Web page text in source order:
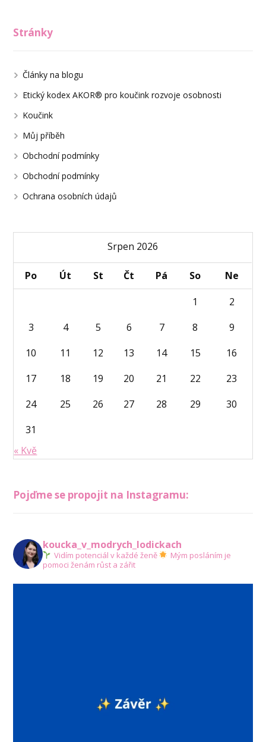
Stránky
Články na blogu
Etický kodex AKOR® pro koučink rozvoje osobnosti
Koučink
Můj příběh
Obchodní podmínky
Obchodní podmínky
Ochrana osobních údajů
Srpen 2026
Po Út St Čt Pá So
Ne
1
2
3
4 5 6 7 8
9
10
11 12 13 14 15
16
17
18 19 20 21 22
23
24
25 26 27 28 29
30
31
« Kvě
Pojďme se propojit na Instagramu:
koucka_v_modrych_lodickach
Vidím potenciál v každé ženě
Mým posláním je
pomoci ženám růst a zářit